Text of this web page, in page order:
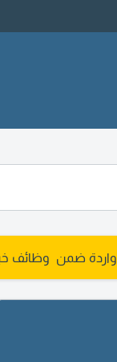
واردة ضمن وظائف